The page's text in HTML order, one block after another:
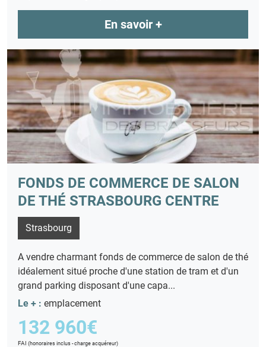
En savoir +
FONDS DE COMMERCE DE SALON
DE THÉ STRASBOURG CENTRE
Strasbourg
A vendre charmant fonds de commerce de salon de thé
idéalement situé proche d'une station de tram et d'un
grand parking disposant d'une capa...
Le + : emplacement
132 960€
FAI (honoraires inclus - charge acquéreur)